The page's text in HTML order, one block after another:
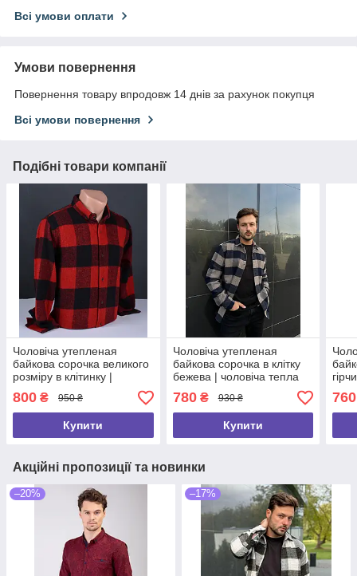
Всі умови оплати
Умови повернення
Повернення товару впродовж 14 днів за рахунок покупця
Всі умови повернення
Подібні товари компанії
Чоловіча утепленая
байкова сорочка великого
розміру в клітинку |
сорочка червона
Туреччина 1060 Б
800 ₴ 950 ₴
Купити
Чоловіча утепленая
байкова сорочка в клітку
бежева | чоловіча тепла
Туреччина 1115
780₴ 930 ₴
Купити
760
Акційні пропозиції та новинки
–20% –17%